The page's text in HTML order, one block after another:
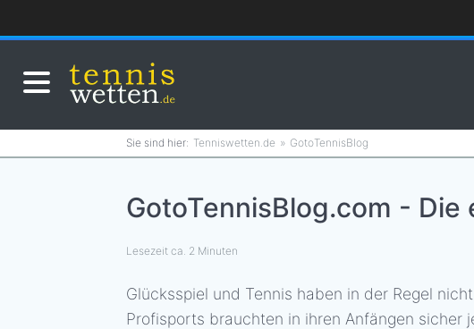
Tenniswetten.de GotoTennisBlog
GotoTennisBlog.com - Die
Lesezeit ca. 2 Minuten
Glücksspiel und Tennis haben in der Regel
Profisports brauchten in ihren Anfängen